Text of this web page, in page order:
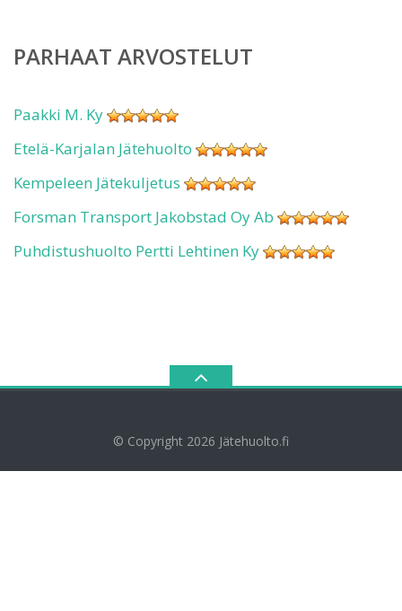
PARHAAT ARVOSTELUT
Paakki M. Ky
Etelä-Karjalan Jätehuolto
Kempeleen Jätekuljetus
Forsman Transport Jakobstad Oy Ab
Puhdistushuolto Pertti Lehtinen Ky
© Copyright 2026 Jätehuolto.fi